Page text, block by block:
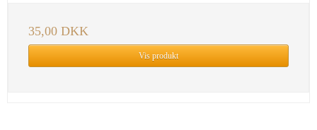
35,00 DKK
Vis produkt